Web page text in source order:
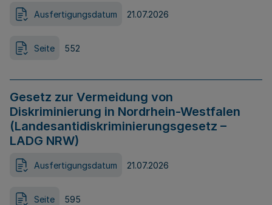
Ausfertigungsdatum 21.07.2026
Seite 552
Gesetz zur Vermeidung von
Diskriminierung in Nordrhein-Westfalen
(Landesantidiskriminierungsgesetz –
LADG NRW)
Ausfertigungsdatum 21.07.2026
Seite 595